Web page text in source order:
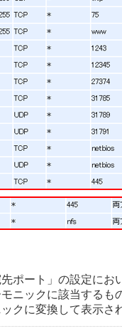
ポート」の設定にお
ニックに該当するも
クに変換して表示さ